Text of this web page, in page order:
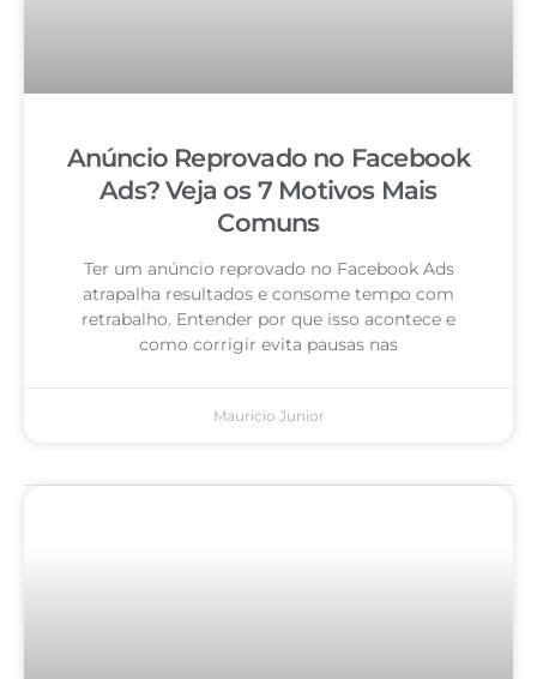
Anúncio Reprovado no Facebook
Ads? Veja os 7 Motivos Mais
Comuns
Ter um anúncio reprovado no Facebook Ads
atrapalha resultados e consome tempo com
retrabalho. Entender por que isso acontece e
como corrigir evita pausas nas
Mauricio Junior